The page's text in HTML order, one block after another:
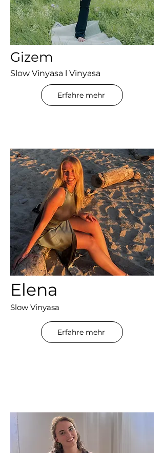
Gizem
Slow Vinyasa l Vinyasa
Erfahre mehr
Elena
Slow Vinyasa
Erfahre mehr